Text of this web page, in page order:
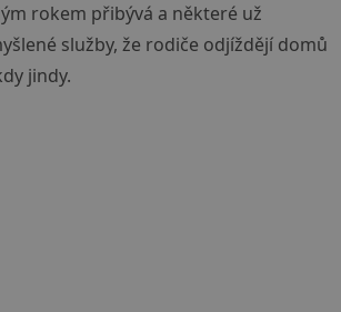
rokem přibývá a některé už
služby, že rodiče odjíždějí domů
jindy.